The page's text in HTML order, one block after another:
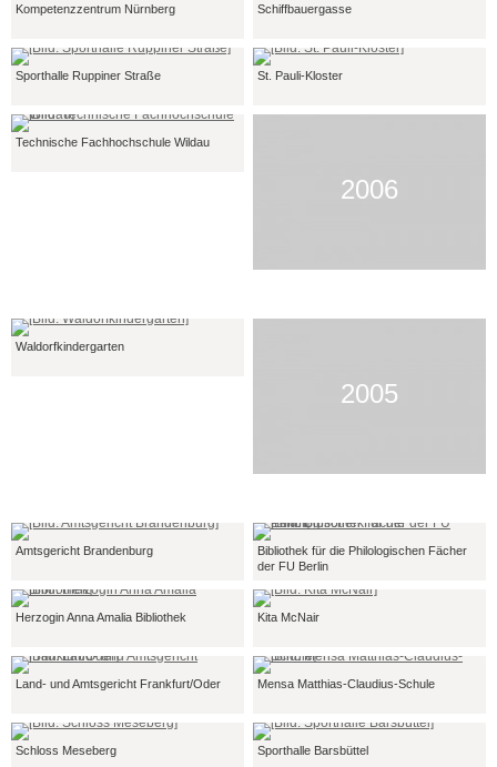
Kompetenzzentrum Nürnberg Schiffbauergasse
Sporthalle Ruppiner Straße St. Pauli-Kloster
Technische Fachhochschule Wildau
2006
Waldorfkindergarten
2005
Amtsgericht Brandenburg
Bibliothek für die Philologischen Fächer
der FU Berlin
Herzogin Anna Amalia Bibliothek Kita McNair
Land- und Amtsgericht Frankfurt/Oder Mensa Matthias-Claudius-Schule
Schloss Meseberg Sporthalle Barsbüttel